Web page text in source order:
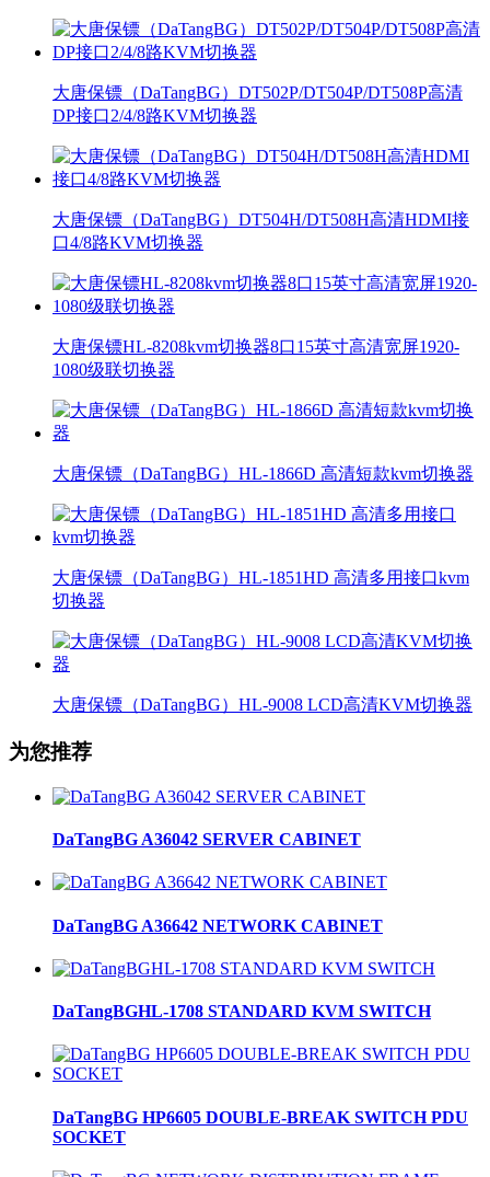
大唐保镖（DaTangBG）DT502P/DT504P/DT508P高清
DP接口2/4/8路KVM切换器
大唐保镖（DaTangBG）DT504H/DT508H高清HDMI接
口4/8路KVM切换器
大唐保镖HL-8208kvm切换器8口15英寸高清宽屏1920-
1080级联切换器
大唐保镖（DaTangBG）HL-1866D 高清短款kvm切换器
大唐保镖（DaTangBG）HL-1851HD 高清多用接口kvm
切换器
大唐保镖（DaTangBG）HL-9008 LCD高清KVM切换器
为您推荐
DaTangBG A36042 SERVER CABINET
DaTangBG A36642 NETWORK CABINET
DaTangBGHL-1708 STANDARD KVM SWITCH
DaTangBG HP6605 DOUBLE-BREAK SWITCH PDU
SOCKET